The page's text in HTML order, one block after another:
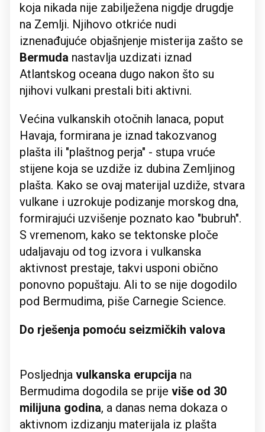
koja nikada nije zabilježena nigdje drugdje
na Zemlji. Njihovo otkriće nudi
iznenađujuće objašnjenje misterija zašto se
Bermuda nastavlja uzdizati iznad
Atlantskog oceana dugo nakon što su
njihovi vulkani prestali biti aktivni.
Većina vulkanskih otočnih lanaca, poput
Havaja, formirana je iznad takozvanog
plašta ili "plaštnog perja" - stupa vruće
stijene koja se uzdiže iz dubina Zemljinog
plašta. Kako se ovaj materijal uzdiže, stvara
vulkane i uzrokuje podizanje morskog dna,
formirajući uzvišenje poznato kao "bubruh".
S vremenom, kako se tektonske ploče
udaljavaju od tog izvora i vulkanska
aktivnost prestaje, takvi usponi obično
ponovno popuštaju. Ali to se nije dogodilo
pod Bermudima, piše Carnegie Science.
Do rješenja pomoću seizmičkih valova
Posljednja vulkanska erupcija na
Bermudima dogodila se prije više od 30
milijuna godina, a danas nema dokaza o
aktivnom izdizanju materijala iz plašta